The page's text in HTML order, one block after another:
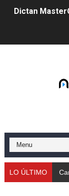
Dictan
Gobernador
Mérida
Gobernación
LO ÚLTIMO